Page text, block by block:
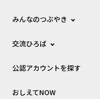
みんなのつぶやき
交流ひろば
公認アカウントを探す
おしえてNOW